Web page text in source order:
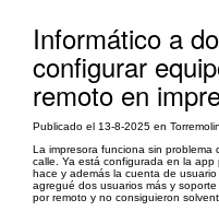
Informático a
configurar
remoto en
Publicado el 13-8-2025 en
La impresora funciona sin
calle. Ya está configurada en la app
hace y además la cuenta de
agregué dos usuarios más y
por remoto y no consiguieron